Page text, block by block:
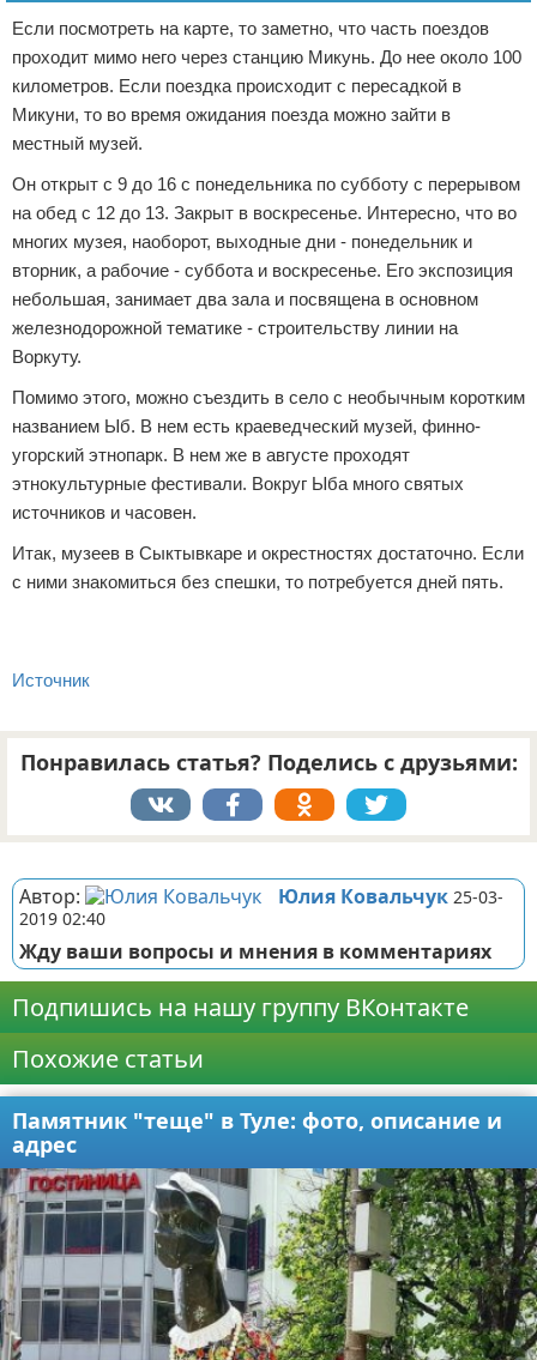
Если посмотреть на карте, то заметно, что часть поездов
проходит мимо него через станцию Микунь. До нее около 100
километров. Если поездка происходит с пересадкой в
Микуни, то во время ожидания поезда можно зайти в
местный музей.
Он открыт с 9 до 16 с понедельника по субботу с перерывом
на обед с 12 до 13. Закрыт в воскресенье. Интересно, что во
многих музея, наоборот, выходные дни - понедельник и
вторник, а рабочие - суббота и воскресенье. Его экспозиция
небольшая, занимает два зала и посвящена в основном
железнодорожной тематике - строительству линии на
Воркуту.
Помимо этого, можно съездить в село с необычным коротким
названием Ыб. В нем есть краеведческий музей, финно-
угорский этнопарк. В нем же в августе проходят
этнокультурные фестивали. Вокруг Ыба много святых
источников и часовен.
Итак, музеев в Сыктывкаре и окрестностях достаточно. Если
с ними знакомиться без спешки, то потребуется дней пять.
Источник
Понравилась статья? Поделись с друзьями:
Автор: Юлия Ковальчук 25-03-
2019 02:40
Жду ваши вопросы и мнения в комментариях
Подпишись на нашу группу ВКонтакте
Похожие статьи
Памятник "теще" в Туле: фото, описание и
адрес